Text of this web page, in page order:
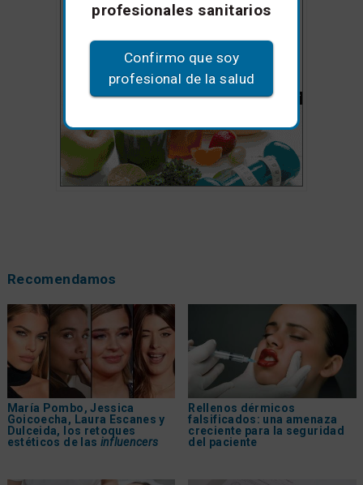
Recomendamos
María Pombo, Jessica
Goicoecha, Laura Escanes y
Dulceida, los retoques
estéticos de las influencers
Rellenos dérmicos
falsificados: una amenaza
creciente para la seguridad
del paciente
profesionales sanitarios
Confirmo que soy
profesional de la salud